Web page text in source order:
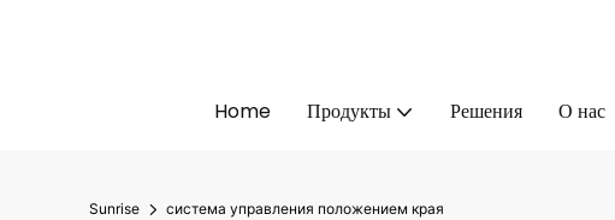
Home Продукты Решения О нас
Sunrise система управления положением края